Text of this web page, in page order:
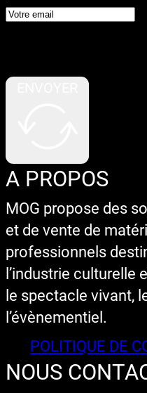
A PROPOS
MOG propose des
et de vente de
professionnels
l’industrie culturelle
le spectacle vivant,
l’évènementiel.
POLITIQUE DE
NOUS